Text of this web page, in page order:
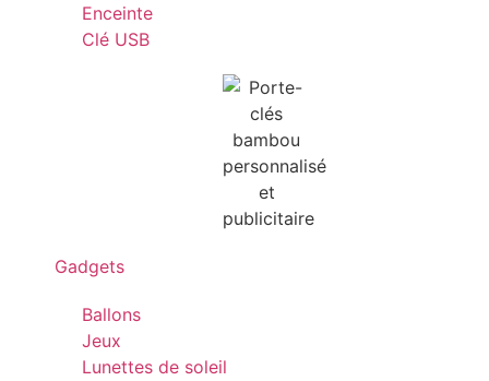
Enceinte
Clé USB
Gadgets
Ballons
Jeux
Lunettes de soleil